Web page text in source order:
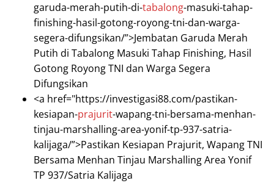
garuda-merah-putih-di-tabalong-masuki-tahap-
finishing-hasil-gotong-royong-tni-dan-warga-
segera-difungsikan/”>Jembatan Garuda Merah
Putih di Tabalong Masuki Tahap Finishing, Hasil
Gotong Royong TNI dan Warga Segera
Difungsikan
<a href="https://investigasi88.com/pastikan-
kesiapan-prajurit-wapang-tni-bersama-menhan-
tinjau-marshalling-area-yonif-tp-937-satria-
kalijaga/”>Pastikan Kesiapan Prajurit, Wapang TNI
Bersama Menhan Tinjau Marshalling Area Yonif
TP 937/Satria Kalijaga